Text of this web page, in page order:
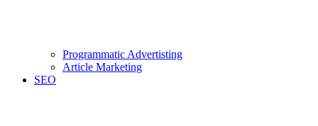
Programmatic Advertisting
Article Marketing
SEO